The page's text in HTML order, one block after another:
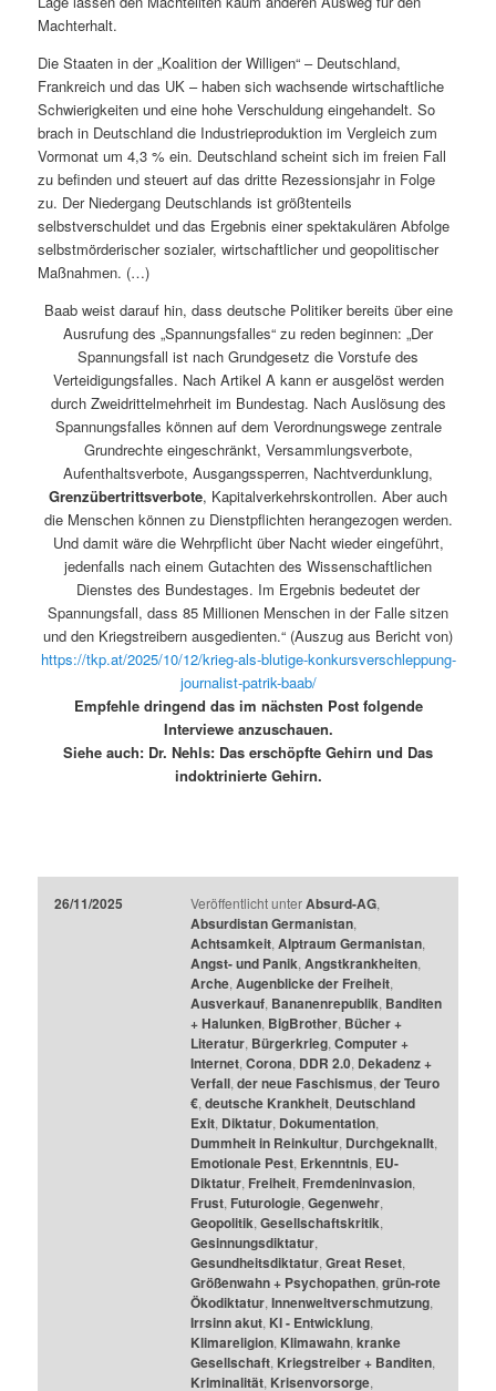
Machterhalt.
Die Staaten in der „Koalition der Willigen“ – Deutschland,
Frankreich und das UK – haben sich wachsende wirtschaftliche
Schwierigkeiten und eine hohe Verschuldung eingehandelt. So
brach in Deutschland die Industrieproduktion im Vergleich zum
Vormonat um 4,3 % ein. Deutschland scheint sich im freien Fall
zu befinden und steuert auf das dritte Rezessionsjahr in Folge
zu. Der Niedergang Deutschlands ist größtenteils
selbstverschuldet und das Ergebnis einer spektakulären Abfolge
selbstmörderischer sozialer, wirtschaftlicher und geopolitischer
Maßnahmen. (…)
Baab weist darauf hin, dass deutsche Politiker bereits über eine
Ausrufung des „Spannungsfalles“ zu reden beginnen: „Der
Spannungsfall ist nach Grundgesetz die Vorstufe des
Verteidigungsfalles. Nach Artikel A kann er ausgelöst werden
durch Zweidrittelmehrheit im Bundestag. Nach Auslösung des
Spannungsfalles können auf dem Verordnungswege zentrale
Grundrechte eingeschränkt, Versammlungsverbote,
Aufenthaltsverbote, Ausgangssperren, Nachtverdunklung,
Grenzübertrittsverbote, Kapitalverkehrskontrollen. Aber auch
die Menschen können zu Dienstpflichten herangezogen werden.
Und damit wäre die Wehrpflicht über Nacht wieder eingeführt,
jedenfalls nach einem Gutachten des Wissenschaftlichen
Dienstes des Bundestages. Im Ergebnis bedeutet der
Spannungsfall, dass 85 Millionen Menschen in der Falle sitzen
und den Kriegstreibern ausgedienten.“ (Auszug aus Bericht von)
https://tkp.at/2025/10/12/krieg-als-blutige-konkursverschleppung-
journalist-patrik-baab/
Empfehle dringend das im nächsten Post folgende
Interviewe anzuschauen.
Siehe auch: Dr. Nehls: Das erschöpfte Gehirn und Das
indoktrinierte Gehirn.
26/11/2025 Veröffentlicht unter Absurd-AG,
Absurdistan Germanistan,
Achtsamkeit, Alptraum Germanistan,
Angst- und Panik, Angstkrankheiten,
Arche, Augenblicke der Freiheit,
Ausverkauf, Bananenrepublik, Banditen
+ Halunken, BigBrother, Bücher +
Literatur, Bürgerkrieg, Computer +
Internet, Corona, DDR 2.0, Dekadenz +
Verfall, der neue Faschismus, der Teuro
€, deutsche Krankheit, Deutschland
Exit, Diktatur, Dokumentation,
Dummheit in Reinkultur, Durchgeknallt,
Emotionale Pest, Erkenntnis, EU-
Diktatur, Freiheit, Fremdeninvasion,
Frust, Futurologie, Gegenwehr,
Geopolitik, Gesellschaftskritik,
Gesinnungsdiktatur,
Gesundheitsdiktatur, Great Reset,
Größenwahn + Psychopathen, grün-rote
Ökodiktatur, Innenweltverschmutzung,
Irrsinn akut, KI - Entwicklung,
Klimareligion, Klimawahn, kranke
Gesellschaft, Kriegstreiber + Banditen,
Kriminalität, Krisenvorsorge,